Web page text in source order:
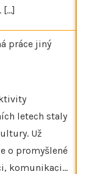
[...]
práce jiný
letech staly
Už
o promyšlené
komunikaci…